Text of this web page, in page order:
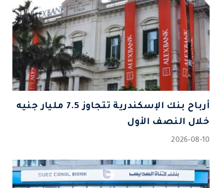
أرباح بنك الإسكندرية تتجاوز 7.5 مليار جنيه
خلال النصف الأول
2026-08-10